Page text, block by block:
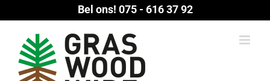
naar
Bel ons! 075 - 616 37 92